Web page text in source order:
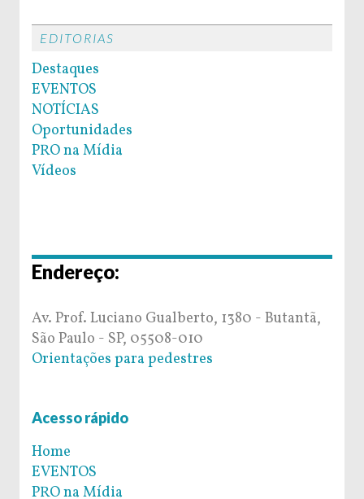
EDITORIAS
Destaques
EVENTOS
NOTÍCIAS
Oportunidades
PRO na Mídia
Vídeos
Endereço:
Av. Prof. Luciano Gualberto, 1380 - Butantã,
São Paulo - SP, 05508-010
Orientações para pedestres
Acesso rápido
Home
EVENTOS
PRO na Mídia